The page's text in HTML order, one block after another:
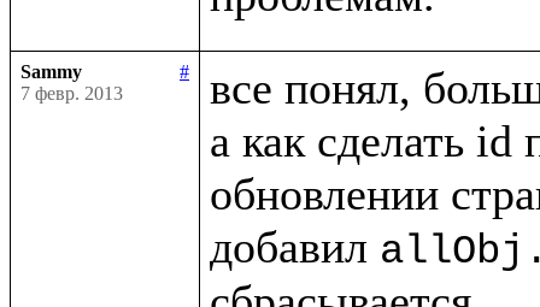
Sammy
#
7 февр. 2013
все понял,
а как сделать
обновлении
добавил